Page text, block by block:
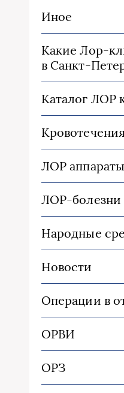
Иное
Какие Лор-
в Санкт-
Каталог ЛОР
ЛОР аппараты
ЛОР-болезни
Народные
Новости
Операции в
ОРВИ
ОРЗ